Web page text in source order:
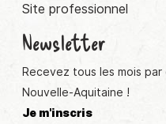
Site professionnel
Newsletter
Recevez tous les mois
Nouvelle-Aquitaine !
Je m'inscris